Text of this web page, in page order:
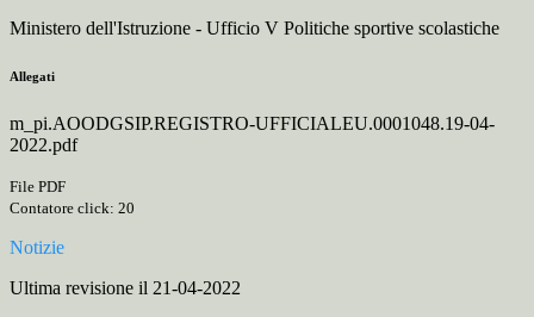
Ministero dell'Istruzione - Ufficio V Politiche sportive scolastiche
Allegati
m_pi.AOODGSIP.REGISTRO-UFFICIALEU.0001048.19-04-
2022.pdf
File PDF
Contatore click: 20
Notizie
Ultima revisione il 21-04-2022